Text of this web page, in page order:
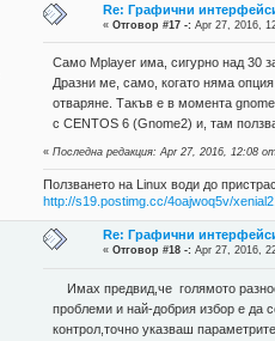
Re: Графични
«Отговор #17 -: Apr 27, 2016,
Само Mplayer има, сигурно над 30
Дразни ме, само, когато няма
отваряне. Такъв е в момента
с CENTOS 6 (Gnome2) и, там
«Последна редакция: Apr 27, 2016, 12:08
Ползването на Linux води до
http://s19.postimg.cc/4oajwoq5v/
Re: Графични
«Отговор #18 -: Apr 27, 2016,
Имах предвид,че голямото
проблеми и най-добрия избор е да
контрол,точно указваш